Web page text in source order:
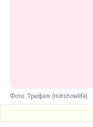
Фото: Трюфелі (Hotshowlife)